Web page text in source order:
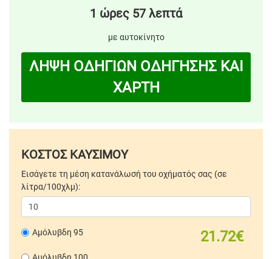
1 ώρες 57 λεπτά
με αυτοκίνητο
ΛΗΨΗ ΟΔΗΓΙΩΝ ΟΔΗΓΗΣΗΣ ΚΑΙ
ΧΑΡΤΗ
ΚΟΣΤΟΣ ΚΑΥΣΙΜΟΥ
Εισάγετε τη μέση κατανάλωσή του οχήματός σας (σε
λίτρα/100χλμ):
21.72€
Αμόλυβδη 95
Αμόλυβδη 100